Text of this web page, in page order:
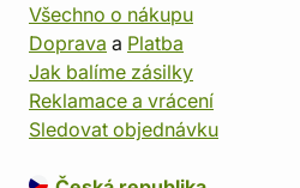
Všechno o nákupu
Doprava a Platba
Jak balíme zásilky
Reklamace a vrácení
Sledovat objednávku